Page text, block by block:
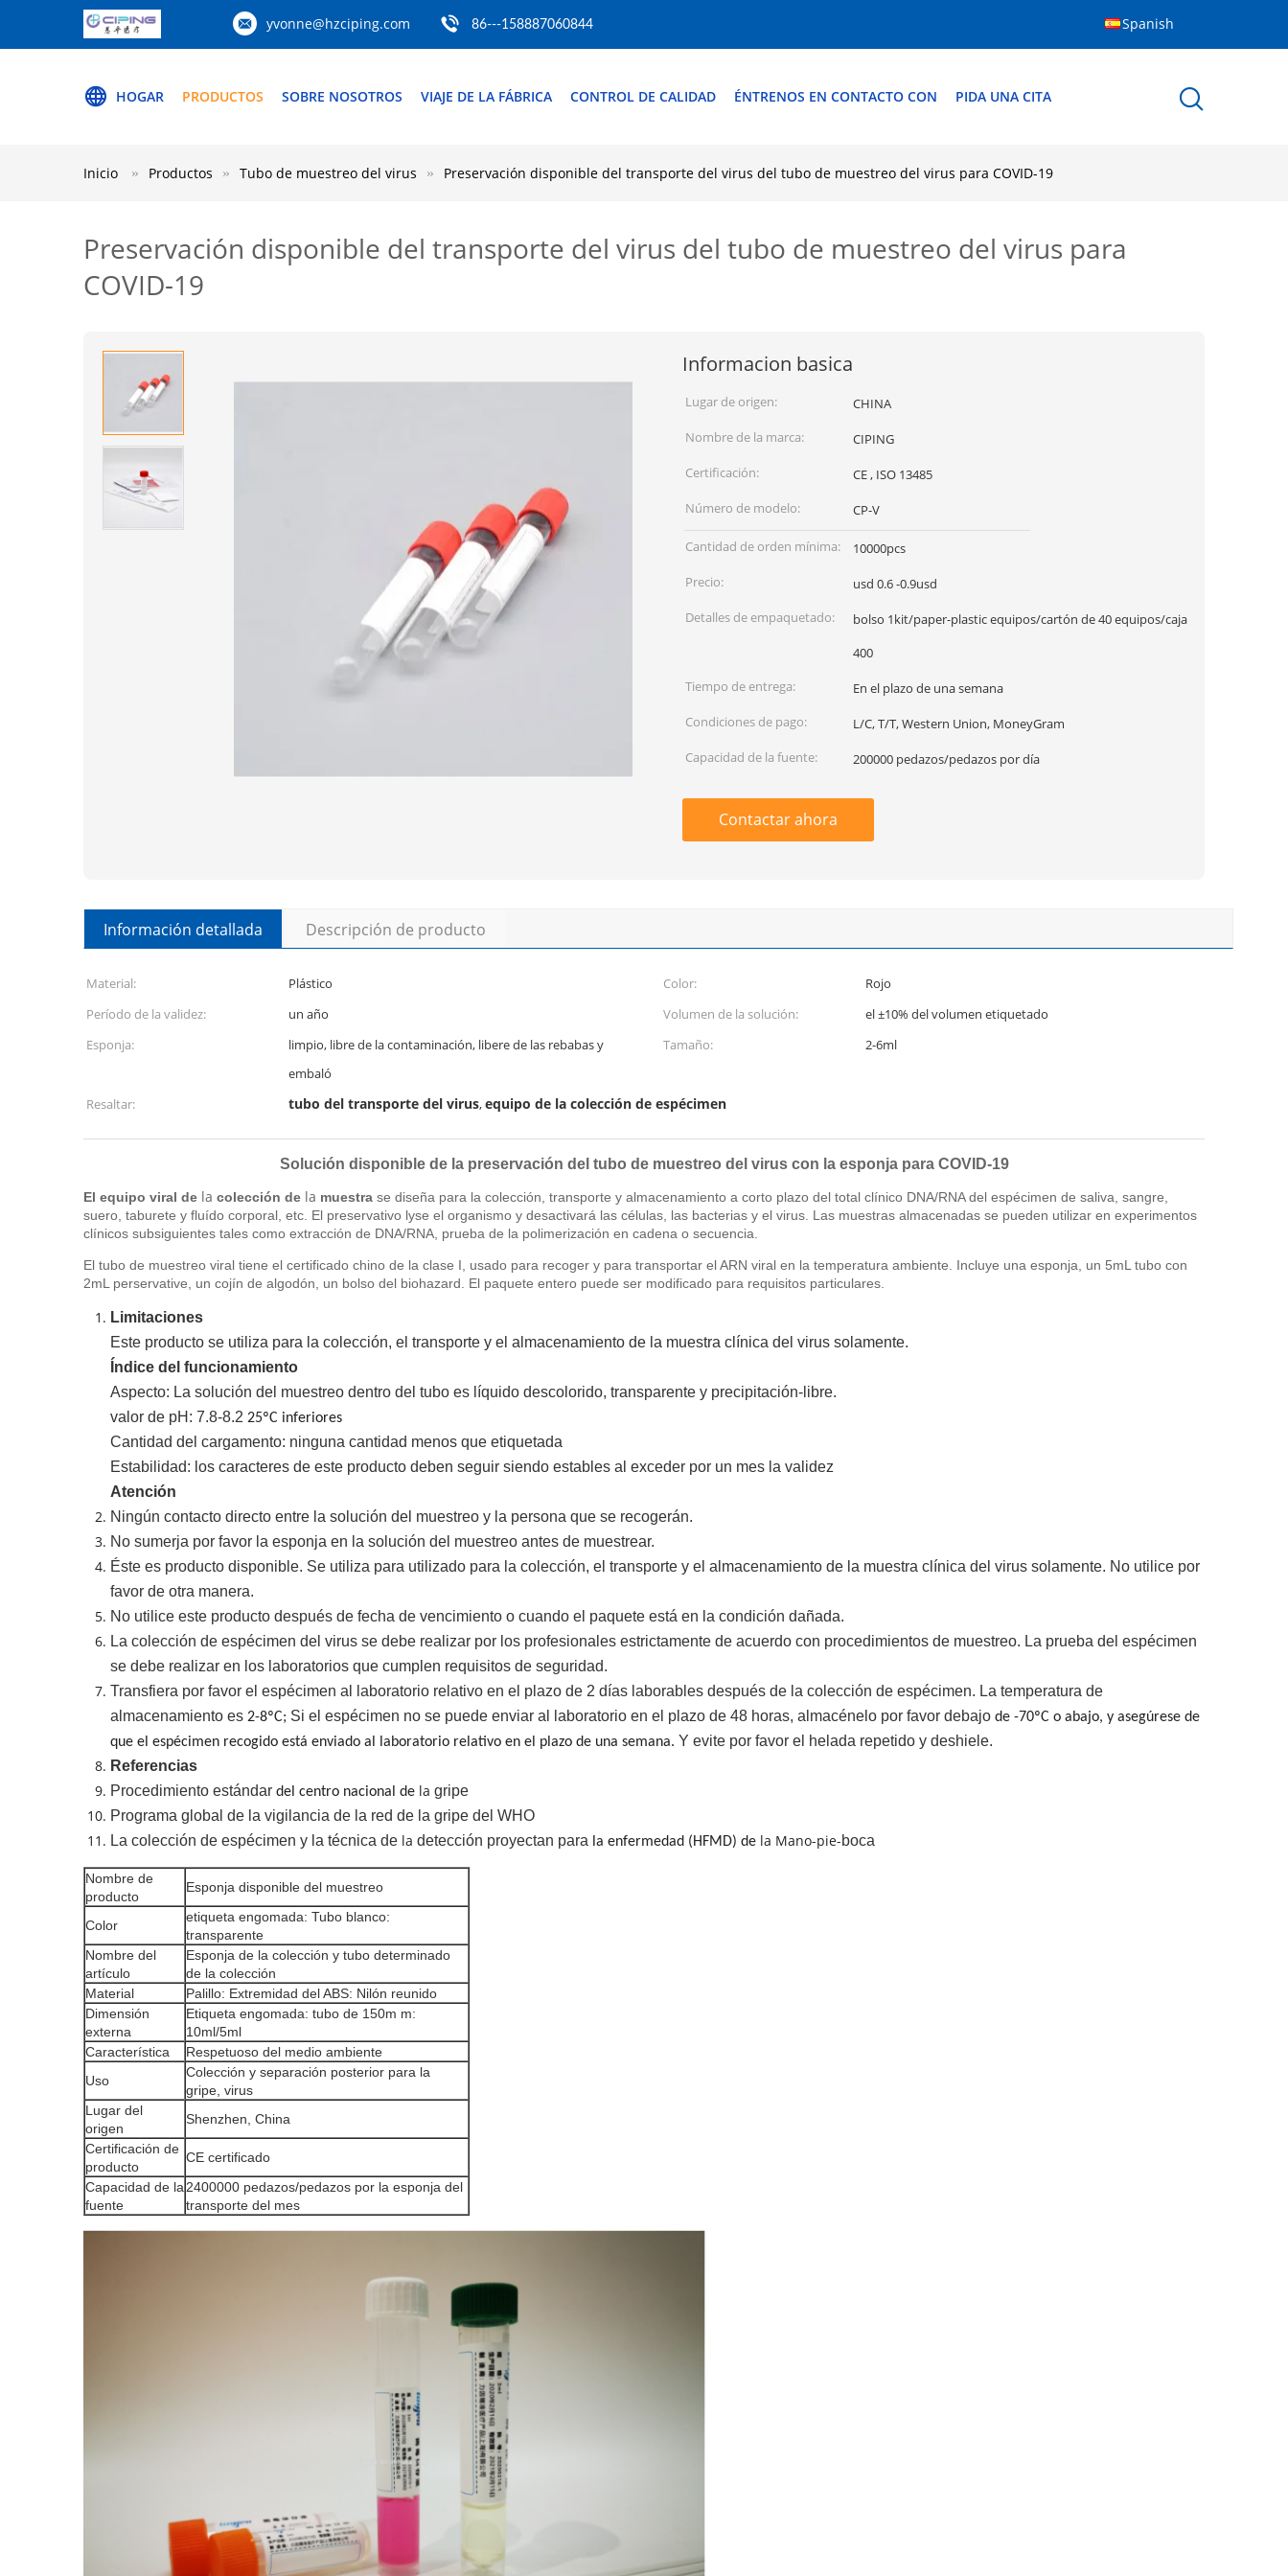
yvonne@hzciping.com 86---158887060844 Spanish
HOGAR PRODUCTOS SOBRE NOSOTROS VIAJE DE LA FÁBRICA CONTROL DE CALIDAD ÉNTRENOS EN CONTACTO CON PIDA UNA CITA
Inicio Productos Tubo de muestreo del virus Preservación disponible del transporte del virus del tubo de muestreo del virus para COVID-19
Preservación disponible del transporte del virus del tubo de muestreo del virus para
COVID-19
Informacion basica
Lugar de origen:
CHINA
Nombre de la marca:
CIPING
Certificación:
CE , ISO 13485
Número de modelo:
CP-V
Cantidad de orden mínima:
10000pcs
Precio:
usd 0.6 -0.9usd
Detalles de empaquetado:
bolso 1kit/paper-plastic equipos/cartón de 40 equipos/caja
400
Tiempo de entrega:
En el plazo de una semana
Condiciones de pago:
L/C, T/T, Western Union, MoneyGram
Capacidad de la fuente:
200000 pedazos/pedazos por día
Contactar ahora
Información detallada Descripción de producto
Material: Plástico Color:
Rojo
Período de la validez:
un año Volumen de la solución:
el ±10% del volumen etiquetado
Esponja:
limpio, libre de la contaminación, libere de las rebabas y
embaló
Tamaño: 2-6ml
Resaltar: tubo del transporte del virus,equipo de la colección de espécimen
Solución disponible de la preservación del tubo de muestreo del virus con la esponja para COVID-19
El equipo viral de la colección de la muestra se diseña para la colección, transporte y almacenamiento a corto plazo del total clínico DNA/RNA del espécimen de saliva, sangre,
suero, taburete y fluído corporal, etc. El preservativo lyse el organismo y desactivará las células, las bacterias y el virus. Las muestras almacenadas se pueden utilizar en experimentos
clínicos subsiguientes tales como extracción de DNA/RNA, prueba de la polimerización en cadena o secuencia.
El tubo de muestreo viral tiene el certificado chino de la clase I, usado para recoger y para transportar el ARN viral en la temperatura ambiente. Incluye una esponja, un 5mL tubo con
2mL perservative, un cojín de algodón, un bolso del biohazard. El paquete entero puede ser modificado para requisitos particulares.
Limitaciones
Este producto se utiliza para la colección, el transporte y el almacenamiento de la muestra clínica del virus solamente.
Índice del funcionamiento
Aspecto: La solución del muestreo dentro del tubo es líquido descolorido, transparente y precipitación-libre.
valor de pH: 7.8-8.2 25ºC inferiores
Cantidad del cargamento: ninguna cantidad menos que etiquetada
Estabilidad: los caracteres de este producto deben seguir siendo estables al exceder por un mes la validez
Atención
Ningún contacto directo entre la solución del muestreo y la persona que se recogerán.
No sumerja por favor la esponja en la solución del muestreo antes de muestrear.
Éste es producto disponible. Se utiliza para utilizado para la colección, el transporte y el almacenamiento de la muestra clínica del virus solamente. No utilice por
favor de otra manera.
No utilice este producto después de fecha de vencimiento o cuando el paquete está en la condición dañada.
La colección de espécimen del virus se debe realizar por los profesionales estrictamente de acuerdo con procedimientos de muestreo. La prueba del espécimen
se debe realizar en los laboratorios que cumplen requisitos de seguridad.
Transfiera por favor el espécimen al laboratorio relativo en el plazo de 2 días laborables después de la colección de espécimen. La temperatura de
almacenamiento es 2-8ºC; Si el espécimen no se puede enviar al laboratorio en el plazo de 48 horas, almacénelo por favor debajo de -70ºC o abajo, y asegúrese de
que el espécimen recogido está enviado al laboratorio relativo en el plazo de una semana. Y evite por favor el helada repetido y deshiele.
Referencias
Procedimiento estándar del centro nacional de la gripe
Programa global de la vigilancia de la red de la gripe del WHO
La colección de espécimen y la técnica de la detección proyectan para la enfermedad (HFMD) de la Mano-pie-boca
Nombre de
producto
Esponja disponible del muestreo
Color
etiqueta engomada: Tubo blanco:
transparente
Nombre del
artículo
Esponja de la colección y tubo determinado
de la colección
Material
Palillo: Extremidad del ABS: Nilón reunido
Dimensión
externa
Etiqueta engomada: tubo de 150m m:
10ml/5ml
Característica
Respetuoso del medio ambiente
Uso
Colección y separación posterior para la
gripe, virus
Lugar del
origen
Shenzhen, China
Certificación de
producto
CE certificado
Capacidad de la
fuente
2400000 pedazos/pedazos por la esponja del
transporte del mes